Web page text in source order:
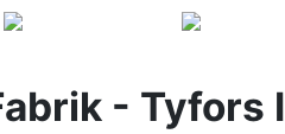
- Tyfors I